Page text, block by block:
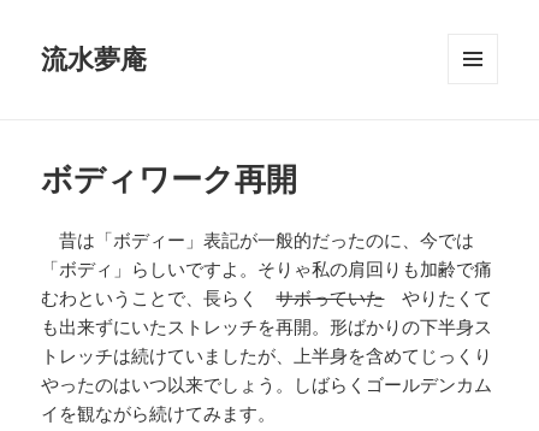
流水夢庵
ボディワーク再開
昔は「ボディー」表記が一般的だったのに、今では
「ボディ」らしいですよ。そりゃ私の肩回りも加齢で痛
むわということで、長らくサボっていたやりたくて
も出来ずにいたストレッチを再開。形ばかりの下半身ス
トレッチは続けていましたが、上半身を含めてじっくり
やったのはいつ以来でしょう。しばらくゴールデンカム
イを観ながら続けてみます。